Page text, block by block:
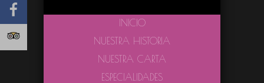
INICIO
NUESTRA HISTORIA
NUESTRA CARTA
ESPECIALIDADES